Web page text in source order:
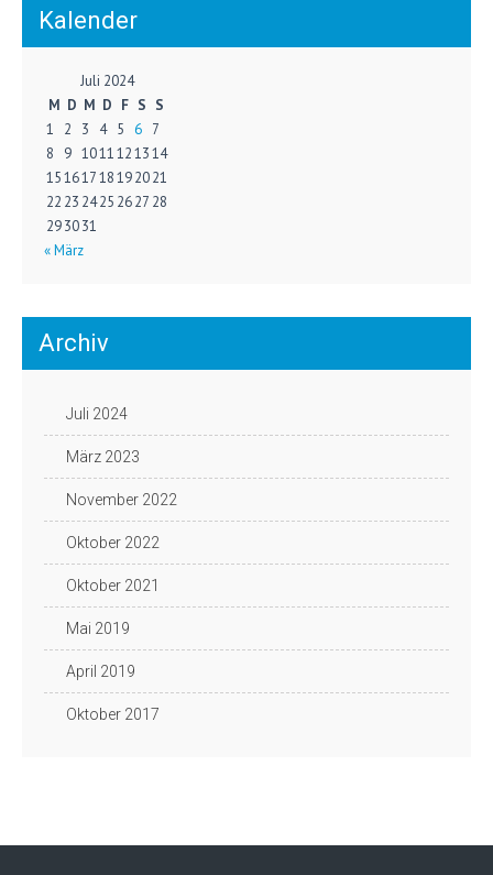
Kalender
Juli 2024
M D M D F S S
1
2 3 4 5 6 7
8
9 1011121314
15161718192021
22 23 2425 2627 28
293031
« März
Archiv
Juli 2024
März 2023
November 2022
Oktober 2022
Oktober 2021
Mai 2019
April 2019
Oktober 2017